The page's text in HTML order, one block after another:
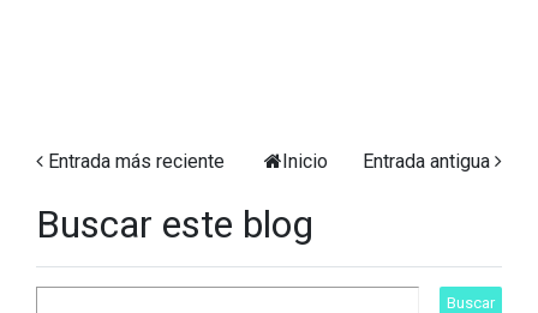
Entrada más reciente Entrada antigua
Inicio
Buscar este blog